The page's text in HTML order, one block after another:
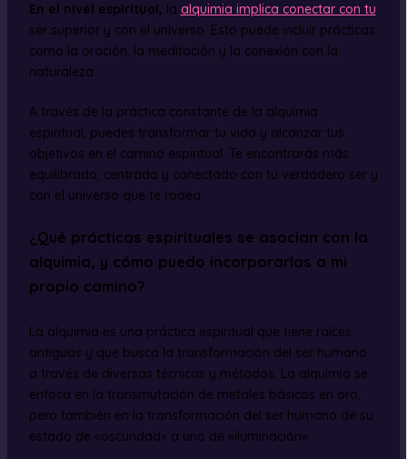
En el nivel espiritual, la alquimia implica conectar con tu
ser superior y con el universo. Esto puede incluir prácticas
como la oración, la meditación y la conexión con la
naturaleza.
A través de la práctica constante de la alquimia
espiritual, puedes transformar tu vida y alcanzar tus
objetivos en el camino espiritual. Te encontrarás más
equilibrado, centrado y conectado con tu verdadero ser y
con el universo que te rodea.
¿Qué prácticas espirituales se asocian con la
alquimia, y cómo puedo incorporarlas a mi
propio camino?
La alquimia es una práctica espiritual que tiene raíces
antiguas y que busca la transformación del ser humano
a través de diversas técnicas y métodos. La alquimia se
enfoca en la transmutación de metales básicos en oro,
pero también en la transformación del ser humano de su
estado de «oscuridad» a uno de «iluminación».